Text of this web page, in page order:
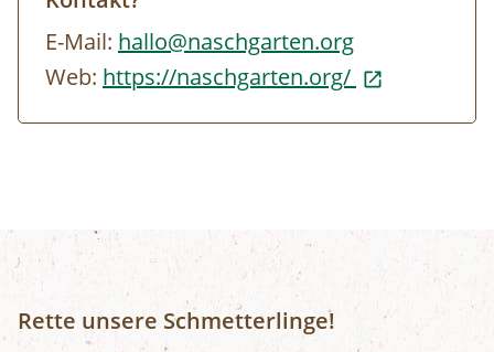
E-Mail: hallo@naschgarten.org
Web: https://naschgarten.org/
Rette unsere Schmetterlinge!